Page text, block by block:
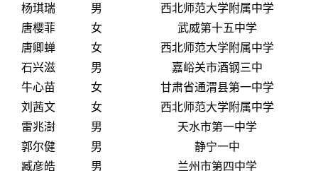
杨琪瑞
男
西北师范大学附属中学
唐樱菲
女
武威第十五中学
唐卿蝉
女
西北师范大学附属中学
石兴滋
男
嘉峪关市酒钢三中
牛心苗
女
甘肃省通渭县第一中学
刘茜文
女
西北师范大学附属中学
雷兆澍
男
天水市第一中学
郭尔健
男
静宁一中
臧彦皓
男
兰州市第四中学